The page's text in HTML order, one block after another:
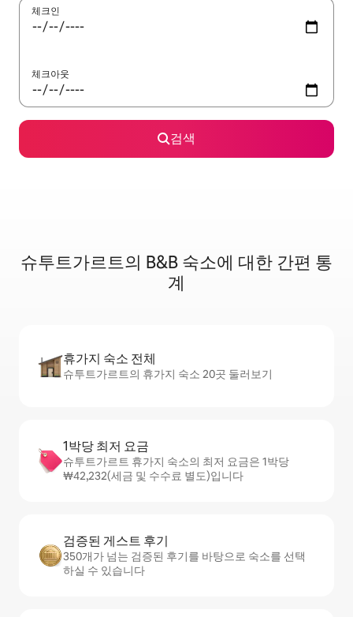
체크인
체크아웃
검색
슈투트가르트의 B&B 숙소에 대한 간편 통
계
휴가지 숙소 전체
슈투트가르트의 휴가지 숙소 20곳 둘러보기
1박당 최저 요금
슈투트가르트 휴가지 숙소의 최저 요금은 1박당
₩42,232(세금 및 수수료 별도)입니다
검증된 게스트 후기
350개가 넘는 검증된 후기를 바탕으로 숙소를 선택
하실 수 있습니다